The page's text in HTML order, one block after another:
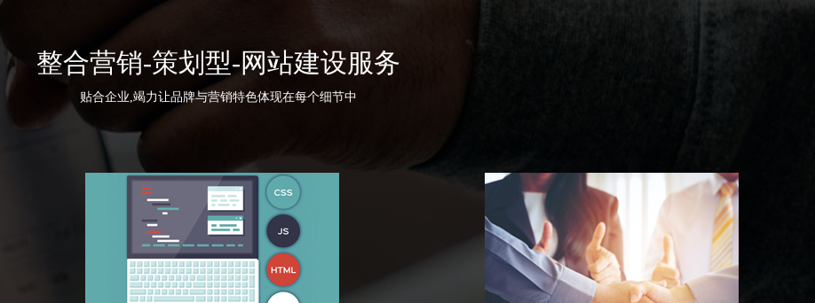
整合营销-策划型-网站建设服务
贴合企业,竭力让品牌与营销特色体现在每个细节中